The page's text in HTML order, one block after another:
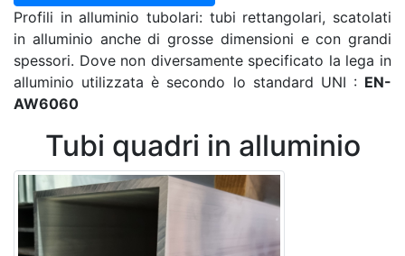
Profili in alluminio tubolari: tubi rettangolari, scatolati
in alluminio anche di grosse dimensioni e con grandi
spessori. Dove non diversamente specificato la lega in
alluminio utilizzata è secondo lo standard UNI : EN-
AW6060
Tubi quadri in alluminio